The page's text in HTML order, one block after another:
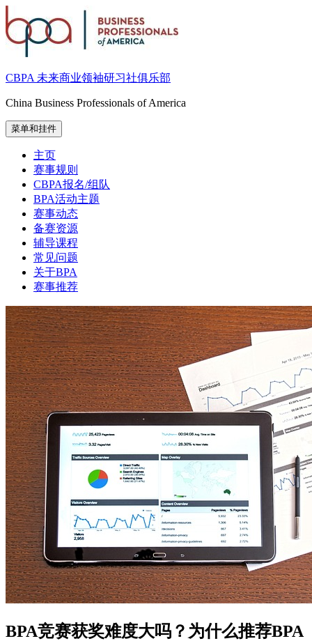
至
内
CBPA 未来商业领袖研习社俱乐部
China Business Professionals of America
菜单和挂件
主页
赛事规则
CBPA报名/组队
BPA活动主题
赛事动态
备赛资源
辅导课程
常见问题
关于BPA
赛事推荐
BPA竞赛获奖难度大吗？为什么推荐BPA